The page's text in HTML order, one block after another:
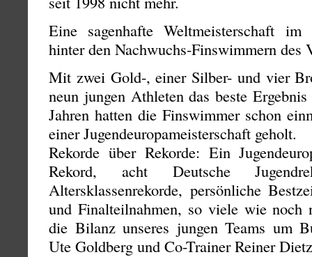
Eine sagenhafte Weltmeisterschaft
hinter den Nachwuchs-Finswimmern des
Mit zwei Gold-, einer Silber- und vier
neun jungen Athleten das beste
Jahren hatten die Finswimmer schon
einer Jugendeuropameisterschaft geholt.
Rekorde über Rekorde: Ein
Rekord, acht Deutsche
Altersklassenrekorde, persönliche
und Finalteilnahmen, so viele wie
die Bilanz unseres jungen Teams um
Ute Goldberg und Co-Trainer Reiner